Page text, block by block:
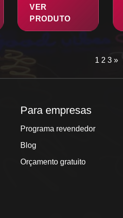
VER
PRODUTO
1 2 3 »
Para empresas
Programa revendedor
Blog
Orçamento gratuito